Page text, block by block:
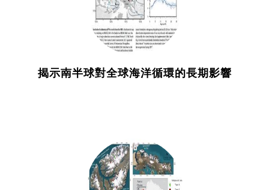
揭示南半球對全球海洋循環的長期影響